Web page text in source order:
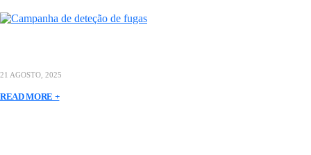
21 AGOSTO, 2025
READ MORE +